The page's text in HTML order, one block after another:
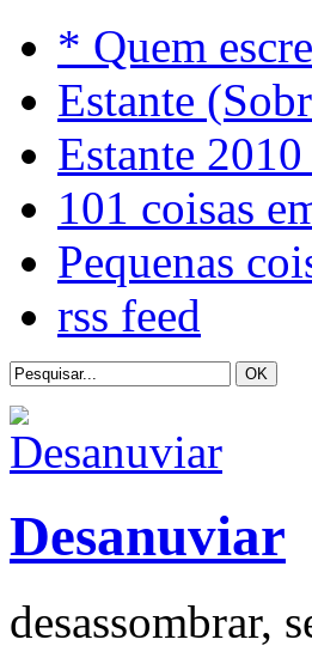
* Quem
Estante
Estante
101 coisas
Pequenas
rss feed
Desanuviar
desassombrar,